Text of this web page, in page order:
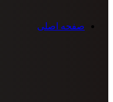
صفحه اصلی